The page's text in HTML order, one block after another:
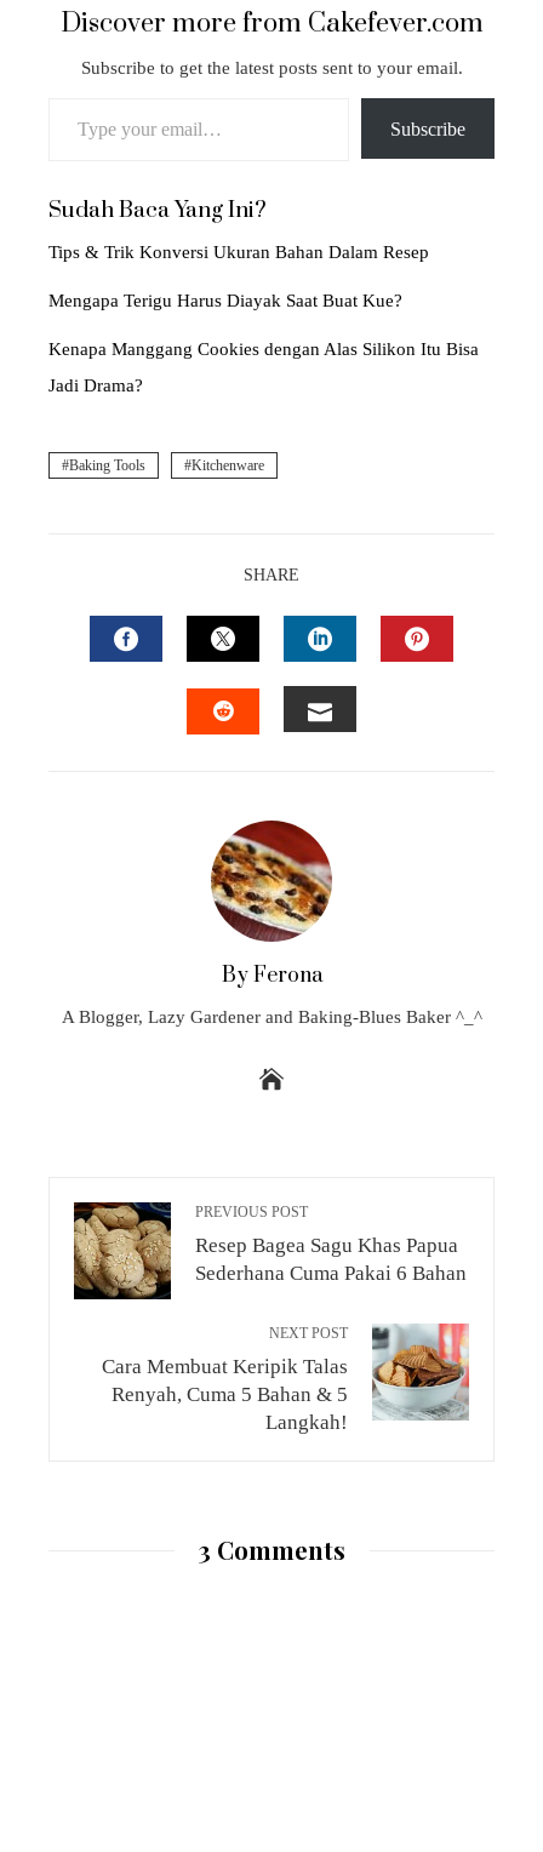
Discover more from Cakefever.com
Subscribe to get the latest posts sent to your email.
Subscribe
Sudah Baca Yang Ini?
Tips & Trik Konversi Ukuran Bahan Dalam Resep
Mengapa Terigu Harus Diayak Saat Buat Kue?
Kenapa Manggang Cookies dengan Alas Silikon Itu Bisa
Jadi Drama?
Baking Tools Kitchenware
SHARE
FACEBOOKTWITTERLINKEDIN
By Ferona
A Blogger, Lazy Gardener and Baking-Blues Baker ^_^
PREVIOUS POST
Resep Bagea Sagu Khas Papua
Sederhana Cuma Pakai 6 Bahan
NEXT POST
Cara Membuat Keripik Talas
Renyah, Cuma 5 Bahan & 5
Langkah!
3 Comments